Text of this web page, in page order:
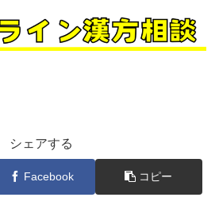
シェアする
Facebook コピー